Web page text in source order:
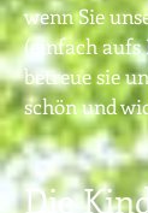
wenn Sie
(einfach
betreue sie
schön und
Die